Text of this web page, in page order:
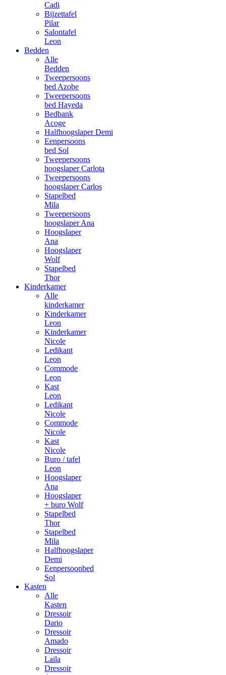
Cadi
Bijzettafel
Pilar
Salontafel
Leon
Bedden
Alle
Bedden
Tweepersoons
bed Azobe
Tweepersoons
bed Hayeda
Bedbank
Acoge
Halfhoogslaper Demi
Eenpersoons
bed Sol
Tweepersoons
hoogslaper Carlota
Tweepersoons
hoogslaper Carlos
Stapelbed
Mila
Tweepersoons
hoogslaper Ana
Hoogslaper
Ana
Hoogslaper
Wolf
Stapelbed
Thor
Kinderkamer
Alle
kinderkamer
Kinderkamer
Leon
Kinderkamer
Nicole
Ledikant
Leon
Commode
Leon
Kast
Leon
Ledikant
Nicole
Commode
Nicole
Kast
Nicole
Buro / tafel
Leon
Hoogslaper
Ana
Hoogslaper
+ buro Wolf
Stapelbed
Thor
Stapelbed
Mila
Halfhoogslaper
Demi
Eenpersoonbed
Sol
Kasten
Alle
Kasten
Dressoir
Dario
Dressoir
Amado
Dressoir
Laila
Dressoir